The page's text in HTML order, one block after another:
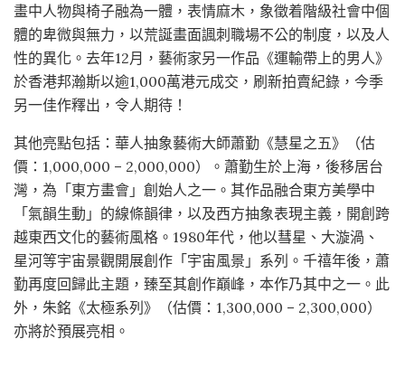
畫中人物與椅子融為一體，表情麻木，象徵着階級社會中個
體的卑微與無力，以荒誕畫面諷刺職場不公的制度，以及人
性的異化。去年12月，藝術家另一作品《運輸帶上的男人》
於香港邦瀚斯以逾1,000萬港元成交，刷新拍賣紀錄，今季
另一佳作釋出，令人期待！
其他亮點包括：華人抽象藝術大師蕭勤《慧星之五》（估
價：1,000,000 – 2,000,000）。蕭勤生於上海，後移居台
灣，為「東方畫會」創始人之一。其作品融合東方美學中
「氣韻生動」的線條韻律，以及西方抽象表現主義，開創跨
越東西文化的藝術風格。1980年代，他以彗星、大漩渦、
星河等宇宙景觀開展創作「宇宙風景」系列。千禧年後，蕭
勤再度回歸此主題，臻至其創作巔峰，本作乃其中之一。此
外，朱銘《太極系列》（估價：1,300,000 – 2,300,000）
亦將於預展亮相。